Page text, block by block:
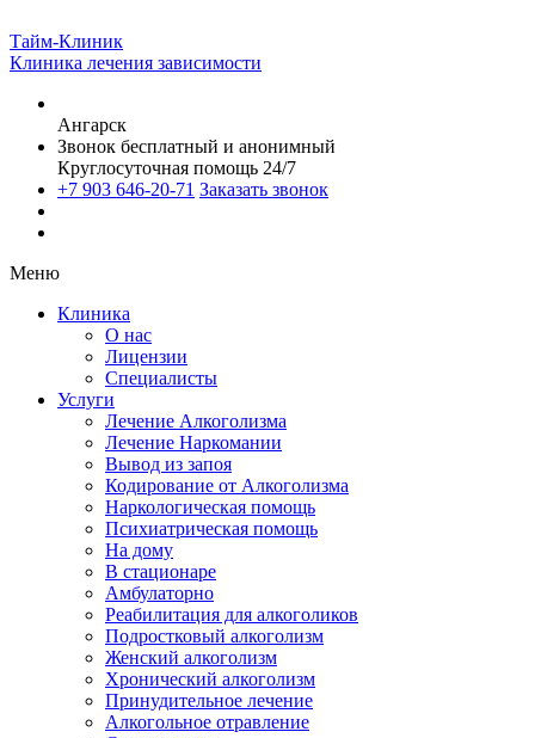
Тайм-Клиник
Клиника лечения зависимости
Ангарск
Звонок бесплатный и анонимный
Круглосуточная помощь 24/7
+7 903 646-20-71 Заказать звонок
Меню
Клиника
О нас
Лицензии
Специалисты
Услуги
Лечение Алкоголизма
Лечение Наркомании
Вывод из запоя
Кодирование от Алкоголизма
Наркологическая помощь
Психиатрическая помощь
На дому
В стационаре
Амбулаторно
Реабилитация для алкоголиков
Подростковый алкоголизм
Женский алкоголизм
Хронический алкоголизм
Принудительное лечение
Алкогольное отравление